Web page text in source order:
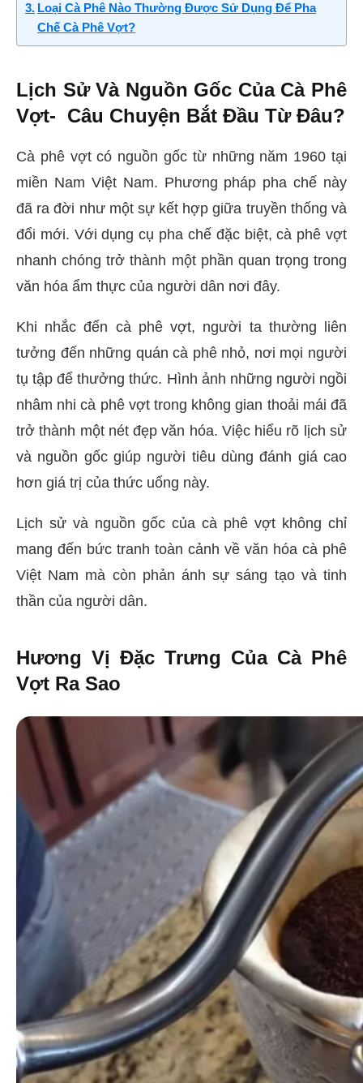
Loại Cà Phê Nào Thường Được Sử Dụng Để Pha
Chế Cà Phê Vợt?
Lịch Sử Và Nguồn Gốc Của Cà Phê
Vợt- Câu Chuyện Bắt Đầu Từ Đâu?
Cà phê vợt có nguồn gốc từ những năm 1960 tại
miền Nam Việt Nam. Phương pháp pha chế này
đã ra đời như một sự kết hợp giữa truyền thống và
đổi mới. Với dụng cụ pha chế đặc biệt, cà phê vợt
nhanh chóng trở thành một phần quan trọng trong
văn hóa ẩm thực của người dân nơi đây.
Khi nhắc đến cà phê vợt, người ta thường liên
tưởng đến những quán cà phê nhỏ, nơi mọi người
tụ tập để thưởng thức. Hình ảnh những người ngồi
nhâm nhi cà phê vợt trong không gian thoải mái đã
trở thành một nét đẹp văn hóa. Việc hiểu rõ lịch sử
và nguồn gốc giúp người tiêu dùng đánh giá cao
hơn giá trị của thức uống này.
Lịch sử và nguồn gốc của cà phê vợt không chỉ
mang đến bức tranh toàn cảnh về văn hóa cà phê
Việt Nam mà còn phản ánh sự sáng tạo và tinh
thần của người dân.
Hương Vị Đặc Trưng Của Cà Phê
Vợt Ra Sao